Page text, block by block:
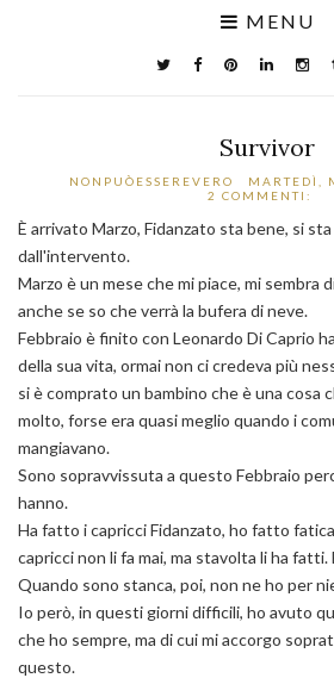
MENU
Survivor
NONPUÒESSEREVERO
MARTEDÌ,
2 COMMENTI:
È arrivato Marzo, Fidanzato sta bene, si
dall'intervento.
Marzo è un mese che mi piace, mi sembra
anche se so che verrà la bufera di neve.
Febbraio è finito con Leonardo Di Caprio
della sua vita, ormai non ci credeva più
si è comprato un bambino che è una cosa
molto, forse era quasi meglio quando i
mangiavano.
Sono sopravvissuta a questo Febbraio
hanno.
Ha fatto i capricci Fidanzato, ho fatto
capricci non li fa mai, ma stavolta li ha fatti.
Quando sono stanca, poi, non ne ho per
Io però, in questi giorni difficili, ho avuto
che ho sempre, ma di cui mi accorgo
questo.